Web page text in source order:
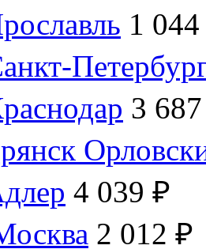
1
3
4 039 ₽
2 012 ₽